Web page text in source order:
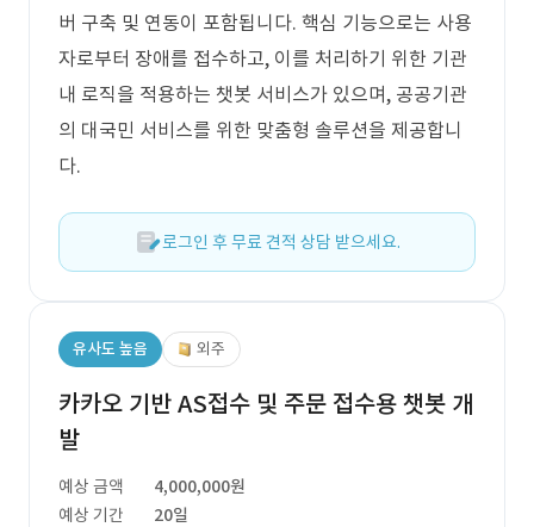
버 구축 및 연동이 포함됩니다. 핵심 기능으로는 사용
자로부터 장애를 접수하고, 이를 처리하기 위한 기관
내 로직을 적용하는 챗봇 서비스가 있으며, 공공기관
의 대국민 서비스를 위한 맞춤형 솔루션을 제공합니
다.
로그인 후 무료 견적 상담 받으세요.
유사도 높음 외주
카카오 기반 AS접수 및 주문 접수용 챗봇 개
발
예상 금액
4,000,000원
예상 기간
20일